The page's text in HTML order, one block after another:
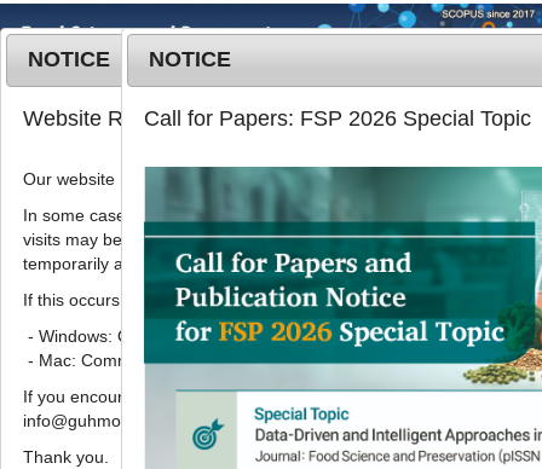
T
o
g
l
e
v
i
g
t
MENU
2019;26(3):343
pISSN: 1738-7248, eISSN: 2287-
7428
DOI:https://doi.org/10.11002/kjfp.2019.26.3.343
Article
표준화된 고려엉겅퀴 추출물의 아질산
염 소거능 및 항염증효과
권희연,최선일 조봉연, 최승현,심완섭
웅,이옥환
NOTICE
Website Renewal Notice
Our website has recently been renewed.
In some cases, images, CSS files, or other settings saved in your
visits may be reused instead of downloading the latest files. As a
temporarily appear incorrectly or may not display properly.
If this occurs, please perform a hard refresh.
- Windows: Ctrl + F5
- Mac: Command + Shift + R
If you encounter any errors or difficulties while using the website,
info@guhmok.com.
Thank you.
NOTICE
Call for Papers: FSP 2026 Special Topic